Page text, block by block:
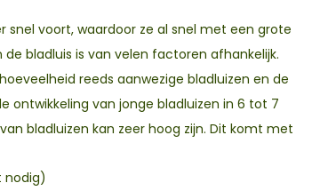
snel voort, waardoor ze al snel met een grote
bladluis is van velen factoren afhankelijk.
reeds aanwezige bladluizen en de
ontwikkeling van jonge bladluizen in 6 tot 7
bladluizen kan zeer hoog zijn. Dit komt met
nodig)